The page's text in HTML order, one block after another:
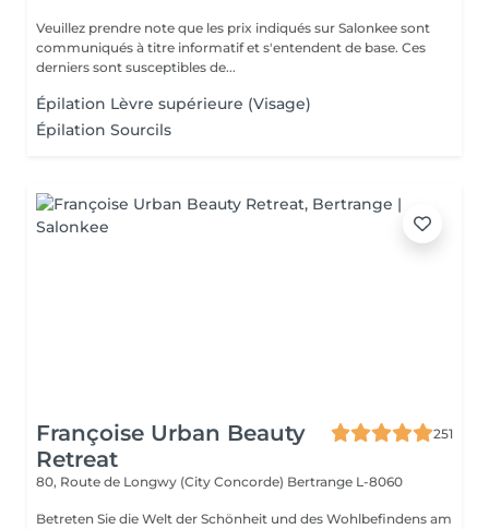
Veuillez prendre note que les prix indiqués sur Salonkee sont
communiqués à titre informatif et s'entendent de base. Ces
derniers sont susceptibles de...
Épilation Lèvre supérieure (Visage)
Épilation Sourcils
Françoise Urban Beauty
Retreat
251
80, Route de Longwy (City Concorde) Bertrange L-8060
Betreten Sie die Welt der Schönheit und des Wohlbefindens am